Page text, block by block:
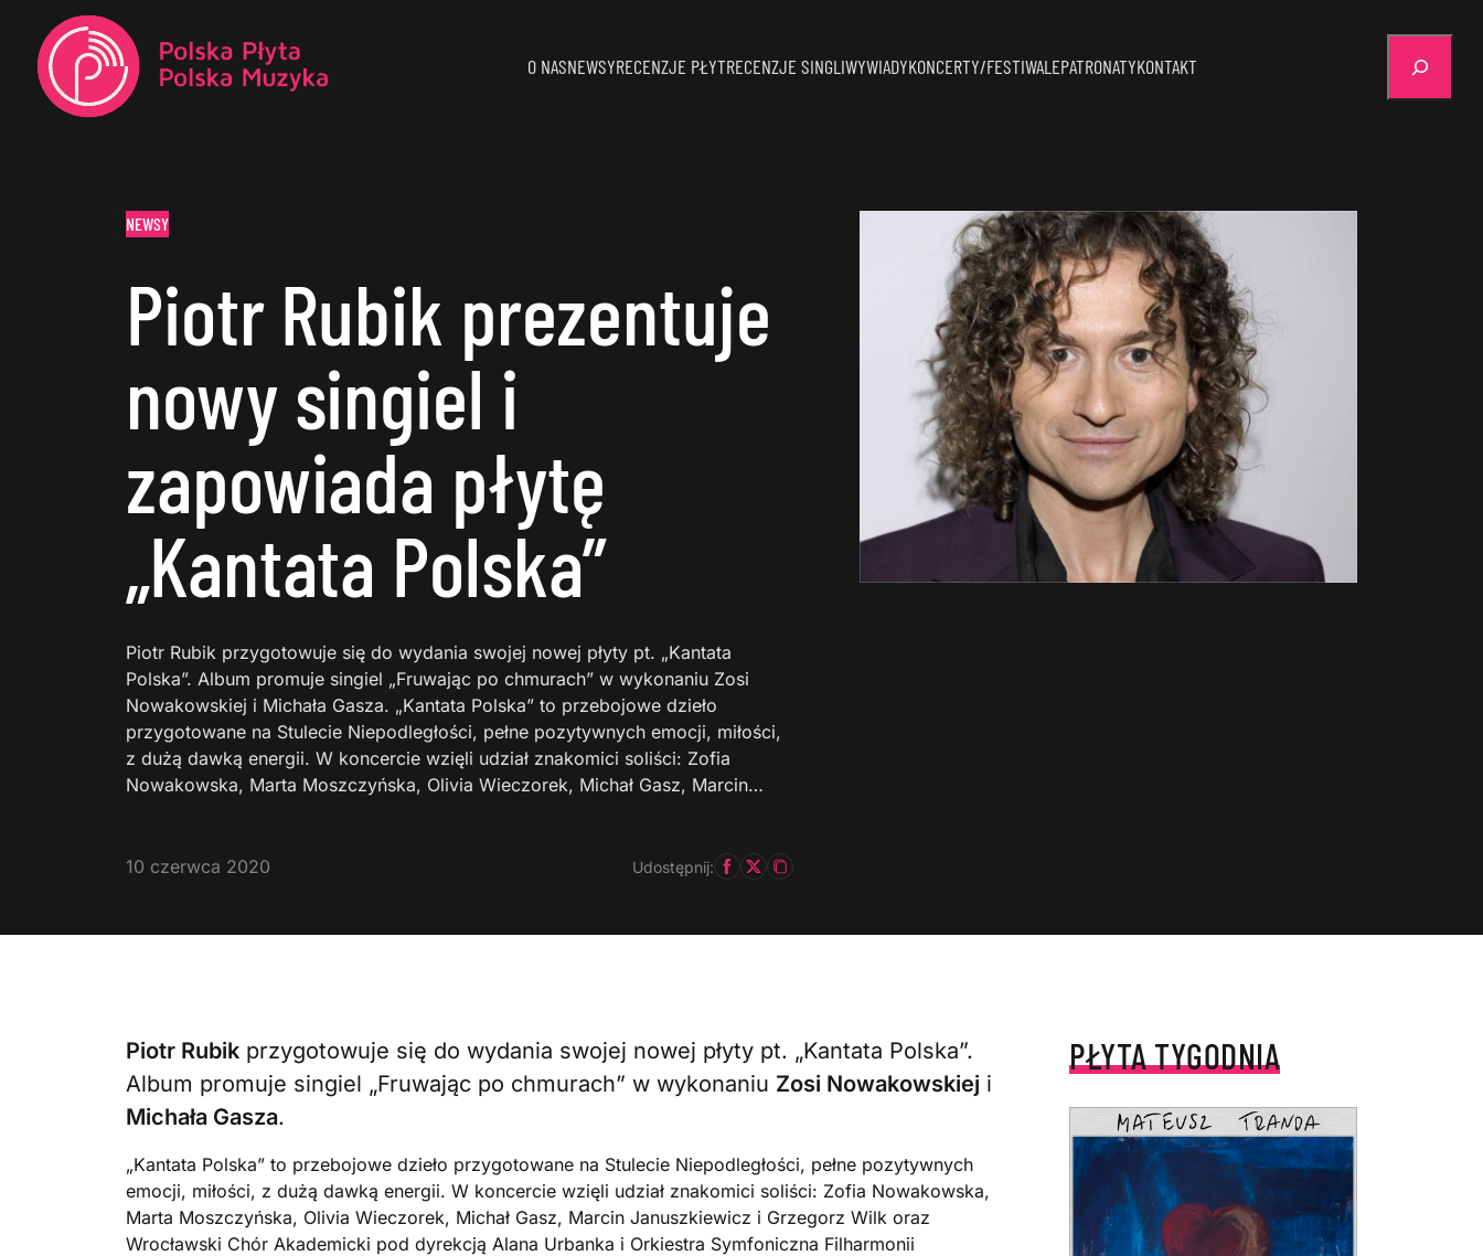
O NASNEWSYRECENZJE PŁYTRECENZJE SINGLIWYWIADYKONCERTY/FESTIWALEPATRONATYKONTAKT
NEWSY
Piotr Rubik prezentuje
nowy singiel i
zapowiada płytę
„Kantata Polska”
Piotr Rubik przygotowuje się do wydania swojej nowej płyty pt. „Kantata
Polska”. Album promuje singiel „Fruwając po chmurach” w wykonaniu Zosi
Nowakowskiej i Michała Gasza. „Kantata Polska” to przebojowe dzieło
przygotowane na Stulecie Niepodległości, pełne pozytywnych emocji, miłości,
z dużą dawką energii. W koncercie wzięli udział znakomici soliści: Zofia
Nowakowska, Marta Moszczyńska, Olivia Wieczorek, Michał Gasz, Marcin…
10 czerwca 2020 Udostępnij:
Piotr Rubik przygotowuje się do wydania swojej nowej płyty pt. „Kantata Polska”.
Album promuje singiel „Fruwając po chmurach” w wykonaniu Zosi Nowakowskiej i
Michała Gasza.
„Kantata Polska” to przebojowe dzieło przygotowane na Stulecie Niepodległości, pełne pozytywnych
emocji, miłości, z dużą dawką energii. W koncercie wzięli udział znakomici soliści: Zofia Nowakowska,
Marta Moszczyńska, Olivia Wieczorek, Michał Gasz, Marcin Januszkiewicz i Grzegorz Wilk oraz
Wrocławski Chór Akademicki pod dyrekcją Alana Urbanka i Orkiestra Symfoniczna Filharmonii
PŁYTA TYGODNIA